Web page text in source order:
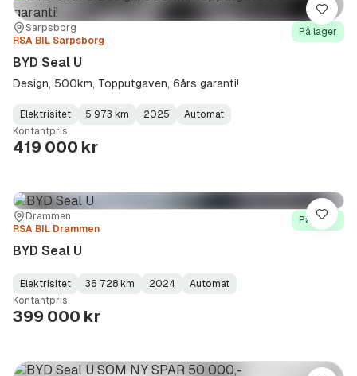
Sted:
Sarpsborg
Forhandler:
RSA BIL Sarpsborg
På lager
BYD Seal U
Design, 500km, Topputgaven, 6års garanti!
Fuel
Type:
Elektrisitet
Kilometerstand:
5 973 km
Model
Year:
2025
Gearbox
Type:
Automat
Kontantpris
419 000 kr
Lagre
Sted:Drammen
Forhandler:
RSA BIL Drammen
På lager
BYD Seal U
Fuel
Type:
Elektrisitet
Kilometerstand :
36 728 km
Model
Year:
2024
Gearbox
Type:
Automat
Kontantpris
399 000 kr
Lagre